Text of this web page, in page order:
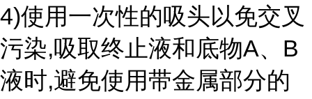
4)使用一次性的吸头以免交叉
污染,吸取终止液和底物A、B
液时,避免使用带金属部分的